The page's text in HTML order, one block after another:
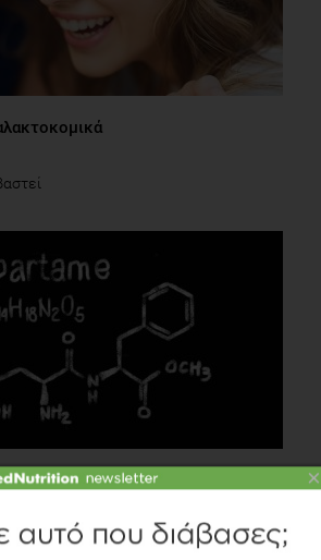
επικίνδυνη είναι; ×